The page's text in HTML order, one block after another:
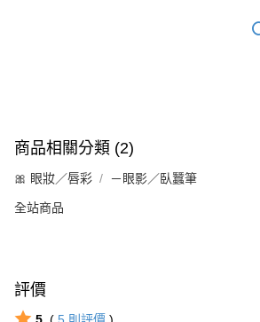
商品相關分類 (2)
🎀 眼妝／唇彩 －眼影／臥蠶筆
全站商品
評價